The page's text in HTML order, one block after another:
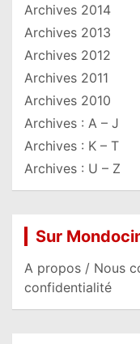
Archives 2014
Archives 2013
Archives 2012
Archives 2011
Archives 2010
Archives : A – J
Archives : K – T
Archives : U – Z
Sur
A propos / Nous
confidentialité